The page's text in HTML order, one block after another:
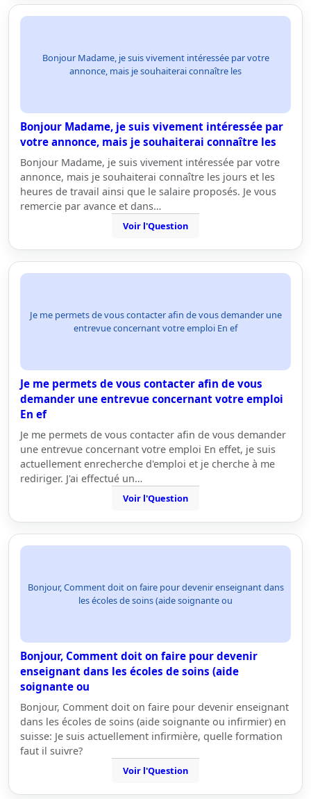
Bonjour Madame, je suis vivement intéressée par votre
annonce, mais je souhaiterai connaître les
Bonjour Madame, je suis vivement intéressée par
votre annonce, mais je souhaiterai connaître les
Bonjour Madame, je suis vivement intéressée par votre
annonce, mais je souhaiterai connaître les jours et les
heures de travail ainsi que le salaire proposés. Je vous
remercie par avance et dans…
Voir l'Question
Je me permets de vous contacter afin de vous demander une
entrevue concernant votre emploi En ef
Je me permets de vous contacter afin de vous
demander une entrevue concernant votre emploi
En ef
Je me permets de vous contacter afin de vous demander
une entrevue concernant votre emploi En effet, je suis
actuellement enrecherche d'emploi et je cherche à me
rediriger. J'ai effectué un…
Voir l'Question
Bonjour, Comment doit on faire pour devenir enseignant dans
les écoles de soins (aide soignante ou
Bonjour, Comment doit on faire pour devenir
enseignant dans les écoles de soins (aide
soignante ou
Bonjour, Comment doit on faire pour devenir enseignant
dans les écoles de soins (aide soignante ou infirmier) en
suisse: Je suis actuellement infirmière, quelle formation
faut il suivre?
Voir l'Question